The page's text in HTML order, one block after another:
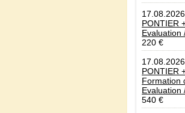
17.08.2026
PONTIER
Evaluation
220 €
17.08.2026
PONTIER
Formation
Evaluation
540 €